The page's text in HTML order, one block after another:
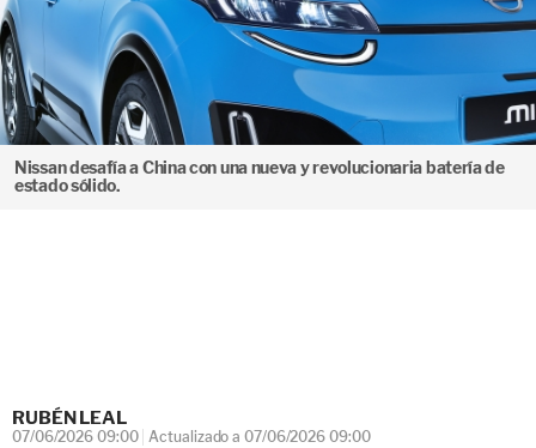
Nissan desafía a China con una nueva y revolucionaria batería de
estado sólido.
RUBÉN LEAL
07/06/2026 09:00 Actualizado a 07/06/2026 09:00